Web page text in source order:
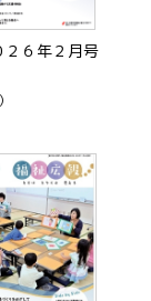
２６年２月号